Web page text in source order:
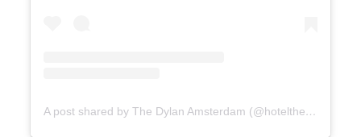
A post shared by The Dylan Amsterdam (@hotelthedylan)